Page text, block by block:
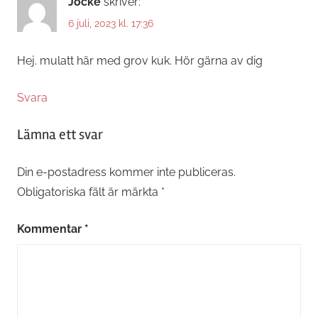
6 juli, 2023 kl. 17:36
Hej. mulatt här med grov kuk. Hör gärna av dig
Svara
Lämna ett svar
Din e-postadress kommer inte publiceras.
Obligatoriska fält är märkta *
Kommentar *